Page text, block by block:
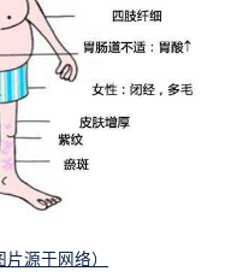
片源于网络）